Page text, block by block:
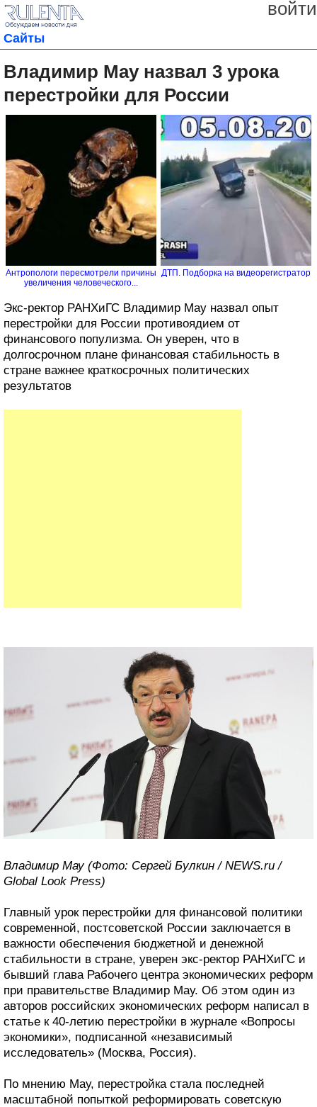
войти
Сайты
Владимир Мау назвал 3 урока
перестройки для России
Антропологи пересмотрели причины
увеличения человеческого...
ДТП. Подборка на видеорегистратор
Экс-ректор РАНХиГС Владимир Мау назвал опыт
перестройки для России противоядием от
финансового популизма. Он уверен, что в
долгосрочном плане финансовая стабильность в
стране важнее краткосрочных политических
результатов
Владимир Мау (Фото: Сергей Булкин / NEWS.ru /
Global Look Press)
Главный урок перестройки для финансовой политики
современной, постсоветской России заключается в
важности обеспечения бюджетной и денежной
стабильности в стране, уверен экс-ректор РАНХиГС и
бывший глава Рабочего центра экономических реформ
при правительстве Владимир Мау. Об этом один из
авторов российских экономических реформ написал в
статье к 40-летию перестройки в журнале «Вопросы
экономики», подписанной «независимый
исследователь» (Москва, Россия).
По мнению Мау, перестройка стала последней
масштабной попыткой реформировать советскую